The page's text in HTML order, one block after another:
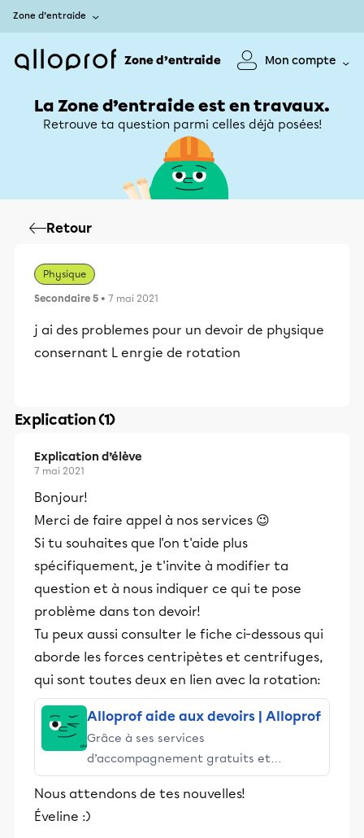
Zone d’entraide
Zone d’entraide Mon compte
La Zone d’entraide est en travaux.
Retrouve ta question parmi celles déjà posées!
Retour
Physique
Secondaire 5 • 7 mai 2021
j ai des problemes pour un devoir de physique
consernant L enrgie de rotation
Explication (1)
Explication d’élève
7 mai 2021
Bonjour!
Merci de faire appel à nos services 😉
Si tu souhaites que l'on t'aide plus
spécifiquement, je t'invite à modifier ta
question et à nous indiquer ce qui te pose
problème dans ton devoir!
Tu peux aussi consulter le fiche ci-dessous qui
aborde les forces centripètes et centrifuges,
qui sont toutes deux en lien avec la rotation:
Alloprof aide aux devoirs | Alloprof
Grâce à ses services
d’accompagnement gratuits et
stimulants, Alloprof engage les élèves
et leurs parents dans la réussite
éducative.
Nous attendons de tes nouvelles!
Éveline :)